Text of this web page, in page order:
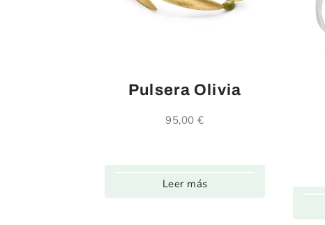
Pulsera Olivia
95,00€
Leer más